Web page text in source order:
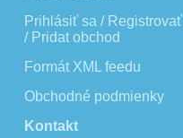
Prihlásiť sa / Registrovať
/ Pridat obchod
Formát XML feedu
Obchodné podmienky
Kontakt